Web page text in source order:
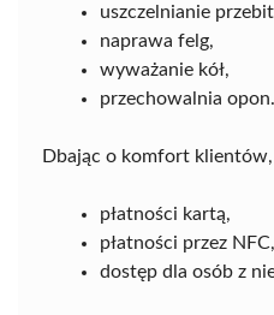
uszczelnianie
naprawa felg,
wyważanie kół,
przechowalnia opon.
Dbając o komfort
płatności kartą,
płatności przez NFC,
dostęp dla osób z